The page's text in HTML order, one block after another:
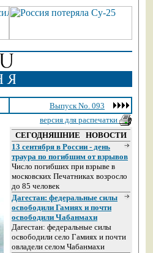
Выпуск No. 093
версия для распечатки
СЕГОДНЯШНИЕ НОВОСТИ
13 сентября в России - день
траура по погибшим от взрывов
Число погибших при взрыве в
московских Печатниках возросло
до 85 человек
Дагестан: федеральные силы
освободили Гамиях и почти
освободили Чабанмахи
Дагестан: федеральные силы
освободили село Гамиях и почти
овладели селом Чабанмахи